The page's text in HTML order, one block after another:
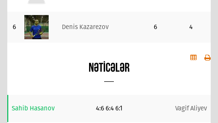
6 Denis Kazarezov 6 4
NƏTICƏLƏR
Sahib Hasanov 4:6 6:4 6:1 Vagif Aliyev